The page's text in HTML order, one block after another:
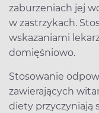
zaburzeniach jej
w zastrzykach.
wskazaniami
domięśniowo.
Stosowanie
zawierających
diety przyczyniają